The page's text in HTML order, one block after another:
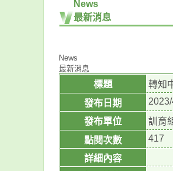
News
最新消息
News
最新消息
標題
轉知
發布日期
發布單位
訓育
點閱次數
417
詳細內容